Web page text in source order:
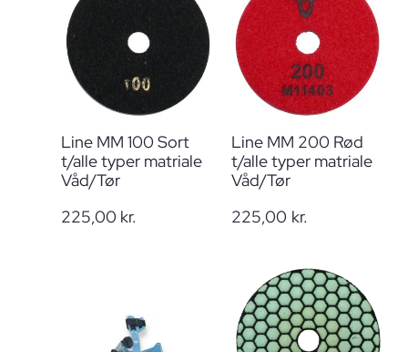
Line MM 100 Sort
t/alle typer matriale
Våd/Tør
225,00 kr.
Line MM 200 Rød
t/alle typer matriale
Våd/Tør
225,00 kr.